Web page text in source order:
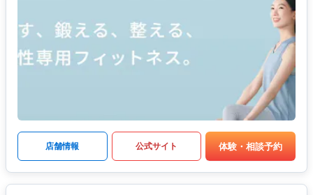
店舗情報 公式サイト 体験・相談予約